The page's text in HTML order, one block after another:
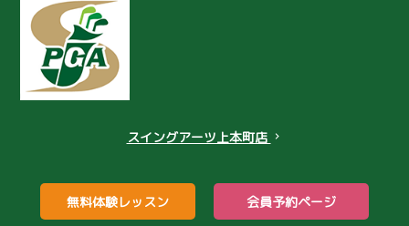
ワンオンチャレンジ
ケア
ストレッチ
ゴルフマナー
コンペ
忘年会
パター
ゴルフバカ
打ちっぱなし場
伏尾ゴルフ倶楽部
スイングアーツ上本町店 chevron_right
無料体験レッスン 会員予約ページ